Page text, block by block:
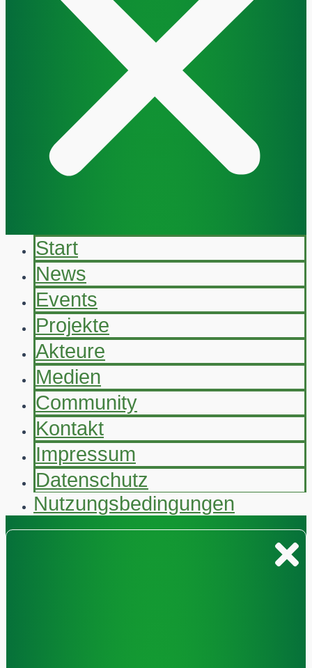
Start
News
Events
Projekte
Akteure
Medien
Community
Kontakt
Impressum
Datenschutz
Nutzungsbedingungen